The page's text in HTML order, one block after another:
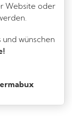
Website oder
wünschen